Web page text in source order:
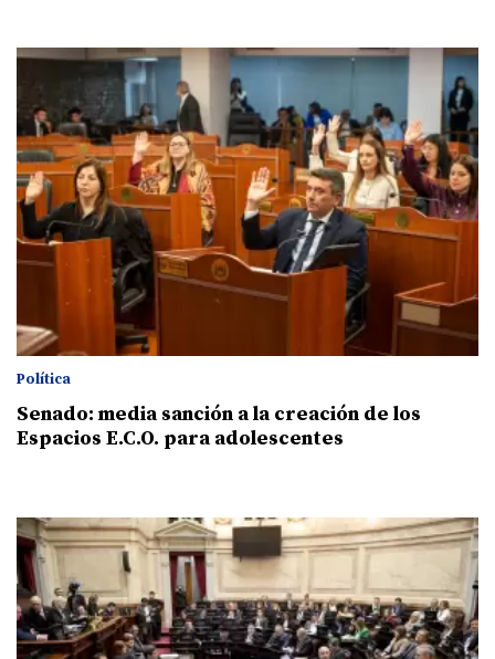
Política
Senado: media sanción a la creación de los
Espacios E.C.O. para adolescentes